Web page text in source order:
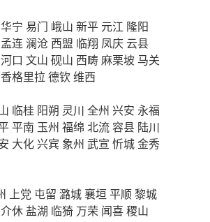
华宁 易门 峨山 新平 元江 隆阳
孟连 澜沧 西盟 临翔 凤庆 云县
河口 文山 砚山 西畴麻栗坡 马关
香格里拉 德钦维西
临桂 阳朔 灵川 全州 兴安 永福
平南 玉州 福绵 北流 容县 陆川
大化兴宾 象州 武宣 忻城金秀
上党 屯留 潞城襄垣平顺黎城
介休 盐湖 临猗 万荣 闻喜稷山